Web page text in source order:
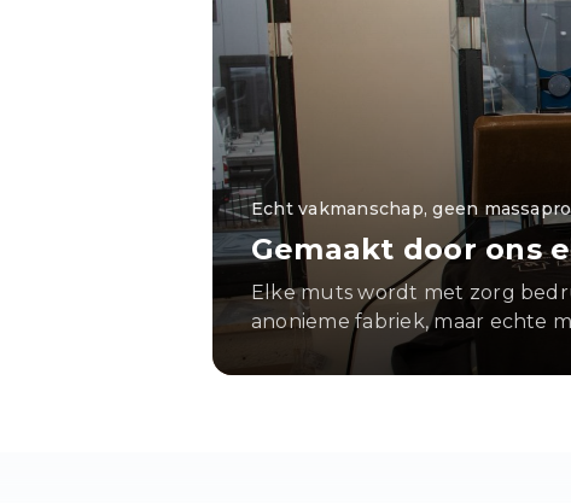
Echt vakmanschap, geen
Gemaakt door ons
Elke muts wordt met zorg
anonieme fabriek, maar echte